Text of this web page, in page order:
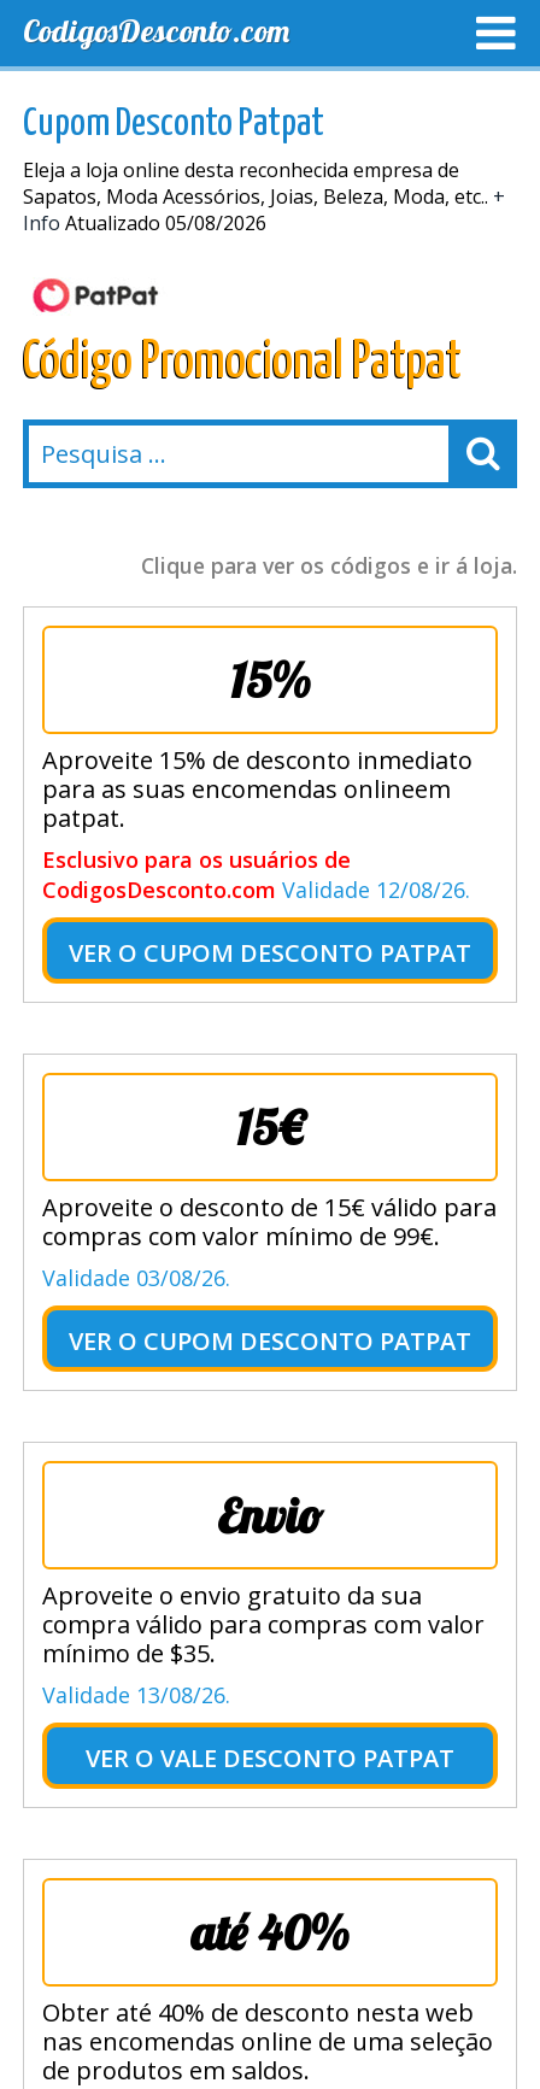
CodigosDesconto.com
Cupom Desconto Patpat
Eleja a loja online desta reconhecida empresa de
Sapatos, Moda Acessórios, Joias, Beleza, Moda, etc.. +
Info Atualizado 05/08/2026
Código Promocional Patpat
Clique para ver os códigos e ir á loja.
15%
Aproveite 15% de desconto inmediato
para as suas encomendas onlineem
patpat.
Esclusivo para os usuários de
CodigosDesconto.com Validade 12/08/26.
VER O CUPOM DESCONTO PATPAT
15€
Aproveite o desconto de 15€ válido para
compras com valor mínimo de 99€.
Validade 03/08/26.
VER O CUPOM DESCONTO PATPAT
Envio
Aproveite o envio gratuito da sua
compra válido para compras com valor
mínimo de $35.
Validade 13/08/26.
VER O VALE DESCONTO PATPAT
até 40%
Obter até 40% de desconto nesta web
nas encomendas online de uma seleção
de produtos em saldos.